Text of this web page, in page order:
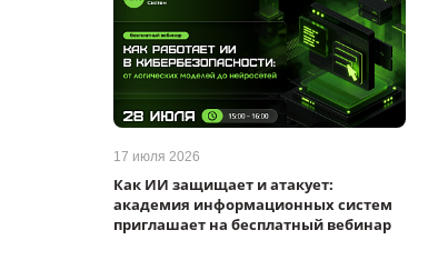
17 июля 2026
Как ИИ защищает и атакует:
академия информационных систем
приглашает на бесплатный вебинар